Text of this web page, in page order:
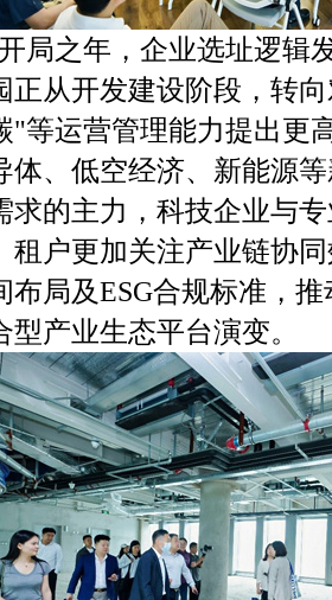
之年，企业选址逻辑
正从开发建设阶段，转
"等运营管理能力提出更
体、低空经济、新能源
求的主力，科技企业与
租户更加关注产业链协
布局及ESG合规标准，
产业生态平台演变。